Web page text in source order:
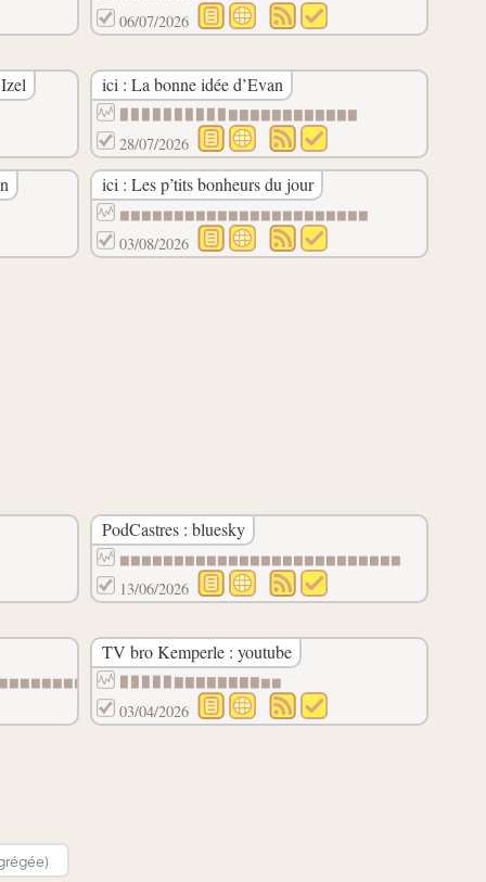
06/07/2026
ici : La bonne idée d’Evan
▉▉▉▉▉▉▉▉▉▉▇▇▇▇▇▇▇▇▇▇▇▇
28/07/2026
ici : Les p’tits bonheurs du jour
▆▆▆▆▆▆▆▆▆▆▆▆▆▆▆▆▆▆▆▆▆▆▆
03/08/2026
PodCastres : bluesky
▆▆▆▆▆▆▆▆▆▆▆▆▆▆▆▆▆▆▆▆▆▆▆▆▆▆
13/06/2026
TV bro Kemperle : youtube
▉▉▉▉▉▇▇▇▇▇▇▇▇▆▆
03/04/2026